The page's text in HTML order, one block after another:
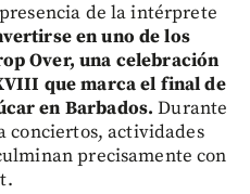
de la intérprete
en uno de los
Over, una celebración
que marca el final de
en Barbados. Durante
conciertos, actividades
precisamente con